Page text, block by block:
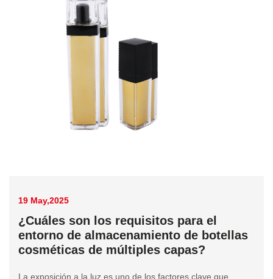
19 May,2025
¿Cuáles son los requisitos para el
entorno de almacenamiento de botellas
cosméticas de múltiples capas?
La exposición a la luz es uno de los factores clave que